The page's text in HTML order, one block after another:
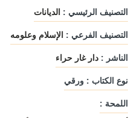
التصنيف الرئيسي : الديانات
التصنيف الفرعي : الإسلام وعلومه
الناشر : دار غار حراء
نوع الكتاب : ورقي
اللمحة :